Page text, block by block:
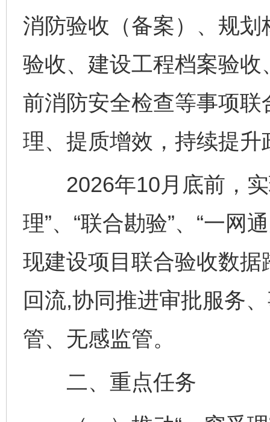
消防验收（备案）、规
验收、建设工程档案验
前消防安全检查等事项
理、提质增效，持续提
2026年10月底前，实
理”、“联合勘验”、“一网
现建设项目联合验收数
回流,协同推进审批服务
管、无感监管。
二、重点任务